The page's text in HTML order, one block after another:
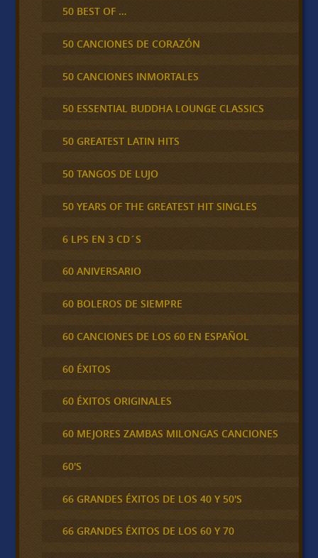
50 BEST OF …
50 CANCIONES DE CORAZÓN
50 CANCIONES INMORTALES
50 ESSENTIAL BUDDHA LOUNGE CLASSICS
50 GREATEST LATIN HITS
50 TANGOS DE LUJO
50 YEARS OF THE GREATEST HIT SINGLES
6 LPS EN 3 CD´S
60 ANIVERSARIO
60 BOLEROS DE SIEMPRE
60 CANCIONES DE LOS 60 EN ESPAÑOL
60 ÉXITOS
60 ÉXITOS ORIGINALES
60 MEJORES ZAMBAS MILONGAS CANCIONES
60'S
66 GRANDES ÉXITOS DE LOS 40 Y 50'S
66 GRANDES ÉXITOS DE LOS 60 Y 70